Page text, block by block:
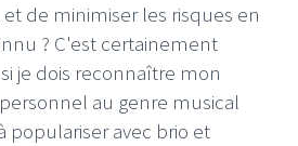
de minimiser les risques en
? C'est certainement
je dois reconnaître mon
au genre musical
populariser avec brio et